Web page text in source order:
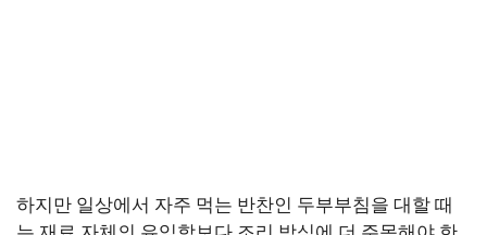
하지만 일상에서 자주 먹는 반찬인 두부부침을 대할 때